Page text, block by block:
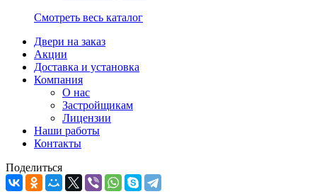
Смотреть весь каталог
Двери на заказ
Акции
Доставка и установка
Компания
О нас
Застройщикам
Лицензии
Наши работы
Контакты
Поделиться